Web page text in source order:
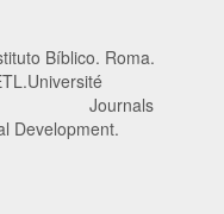
Bíblico. Roma.
Journals
Development.